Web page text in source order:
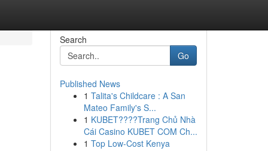
Search
Go
Published News
1 Talita's Childcare : A San
Mateo Family's S...
1 KUBET????️Trang Chủ Nhà
Cái Casino KUBET COM Ch...
1 Top Low-Cost Kenya